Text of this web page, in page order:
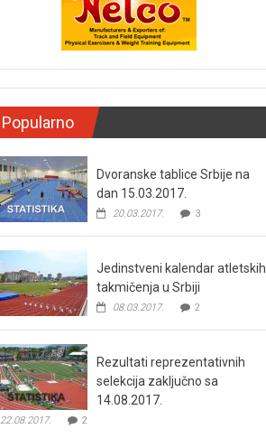
Popularno
Dvoranske tablice Srbije na
dan 15.03.2017.
20.03.2017. 3
Jedinstveni kalendar atletskih
takmičenja u Srbiji
08.03.2017. 2
Rezultati reprezentativnih
selekcija zaključno sa
14.08.2017.
22.08.2017. 2